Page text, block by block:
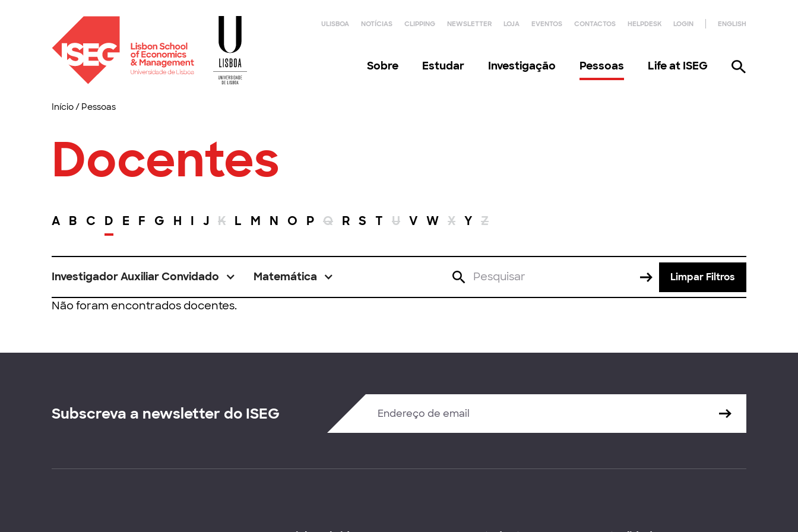
ULISBOA NOTÍCIAS CLIPPING NEWSLETTER LOJA EVENTOS CONTACTOS HELPDESK LOGIN ENGLISH
Sobre Estudar Investigação Pessoas Life at ISEG
Início/ Pessoas
Docentes
A B C D E F G H I J K L M N O P Q R S T U V W X Y Z
Investigador Auxiliar Convidado Matemática Limpar Filtros
Não foram encontrados docentes.
Subscreva a newsletter do ISEG